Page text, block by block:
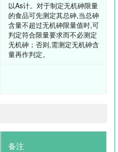
以As计。对于制定无机砷限量
的食品可先测定其总砷,当总砷
含量不超过无机砷限量值时,可
判定符合限量要求而不必测定
无机砷；否则,需测定无机砷含
量再作判定。
备注